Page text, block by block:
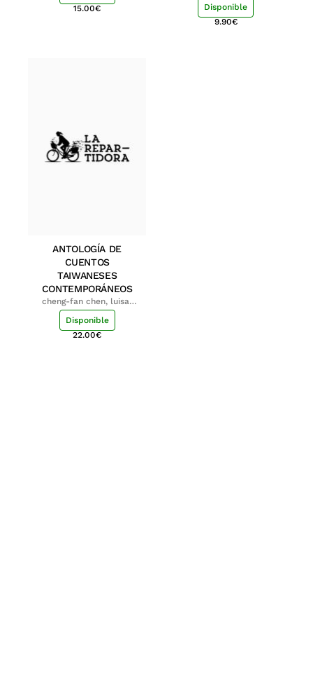
15.00€
Disponible
9.90€
ANTOLOGÍA DE
CUENTOS
TAIWANESES
CONTEMPORÁNEOS
cheng-fan chen, luisa;
shu-ying chang, luisa
Disponible
22.00€